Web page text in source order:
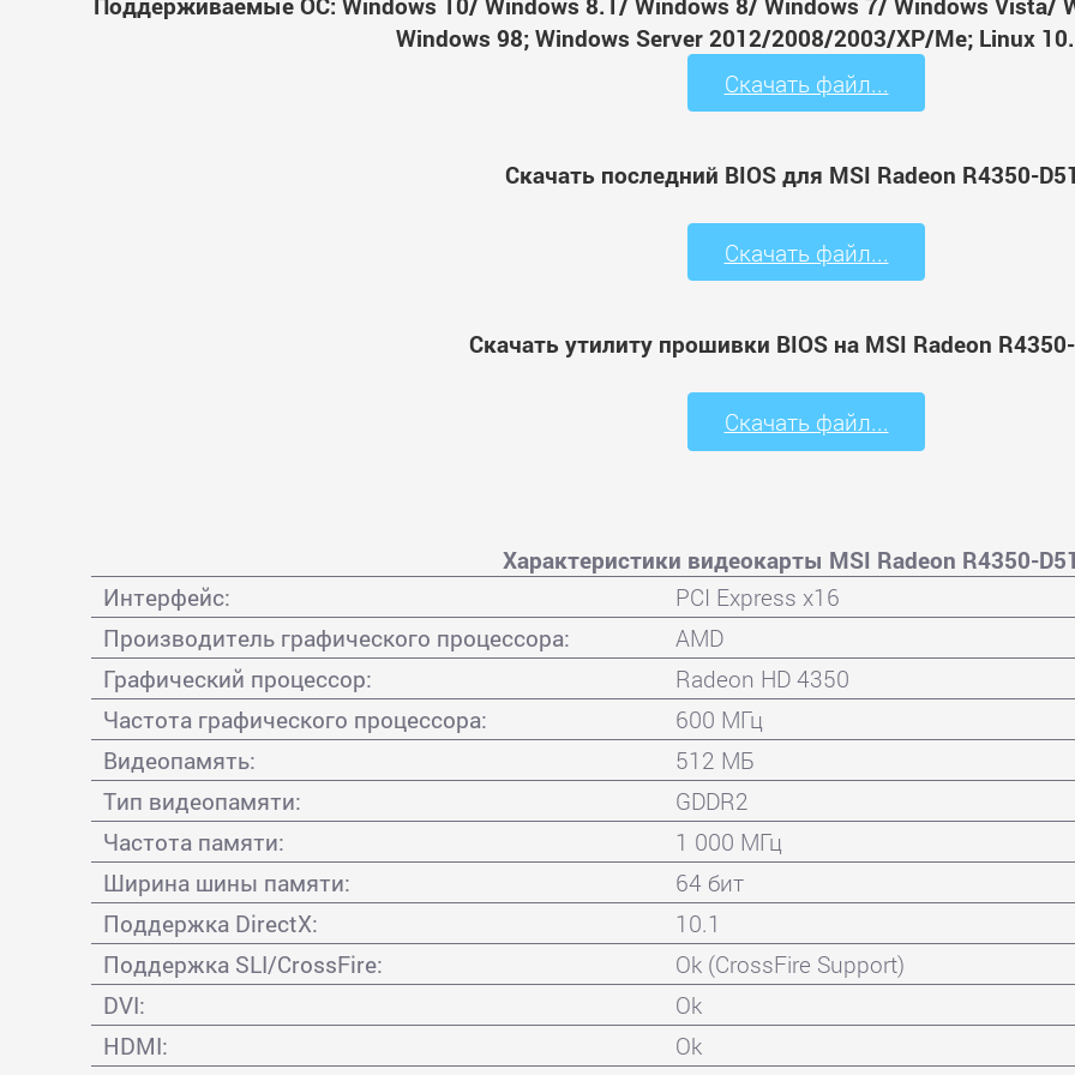
Windows 98; Windows Server 2012/2008/2003/XP/Me; Linux
Скачать файл...
Скачать последний BIOS для MSI Radeon R4350-
Скачать файл...
Скачать утилиту прошивки BIOS на MSI Radeon
Скачать файл...
Характеристики видеокарты MSI Radeon R4350-
Интерфейс:
PCI Express x16
Производитель графического процессора:
AMD
Графический процессор:
Radeon HD 4350
Частота графического процессора:
600 МГц
Видеопамять:
512 МБ
Тип видеопамяти:
GDDR2
Частота памяти:
1 000 МГц
Ширина шины памяти:
64 бит
Поддержка DirectX:
10.1
Поддержка SLI/CrossFire:
Ok (CrossFire Support)
DVI:
Ok
HDMI:
Ok